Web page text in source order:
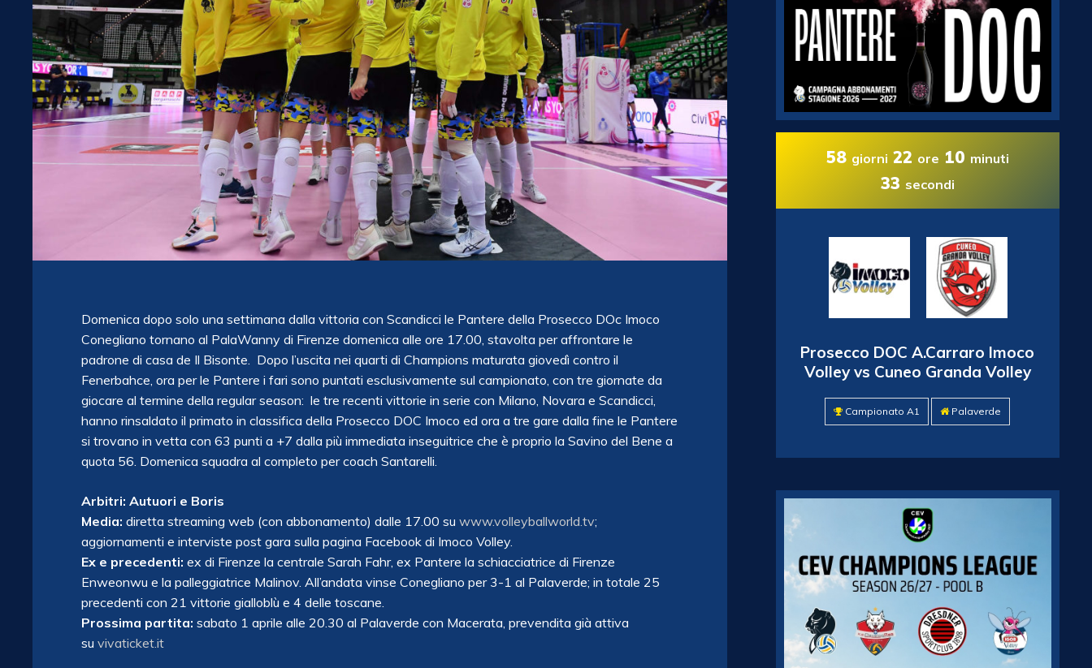
Domenica dopo solo una settimana dalla vittoria con Scandicci le Pantere della Prosecco DOc Imoco
Conegliano tornano al PalaWanny di Firenze domenica alle ore 17.00, stavolta per affrontare le
padrone di casa de Il Bisonte. Dopo l’uscita nei quarti di Champions maturata giovedì contro il
Fenerbahce, ora per le Pantere i fari sono puntati esclusivamente sul campionato, con tre giornate da
giocare al termine della regular season: le tre recenti vittorie in serie con Milano, Novara e Scandicci,
hanno rinsaldato il primato in classifica della Prosecco DOC Imoco ed ora a tre gare dalla fine le Pantere
si trovano in vetta con 63 punti a +7 dalla più immediata inseguitrice che è proprio la Savino del Bene a
quota 56. Domenica squadra al completo per coach Santarelli.
Arbitri: Autuori e Boris
Media: diretta streaming web (con abbonamento) dalle 17.00 su www.volleyballworld.tv;
aggiornamenti e interviste post gara sulla pagina Facebook di Imoco Volley.
Ex e precedenti: ex di Firenze la centrale Sarah Fahr, ex Pantere la schiacciatrice di Firenze
Enweonwu e la palleggiatrice Malinov. All’andata vinse Conegliano per 3-1 al Palaverde; in totale 25
precedenti con 21 vittorie gialloblù e 4 delle toscane.
Prossima partita: sabato 1 aprile alle 20.30 al Palaverde con Macerata, prevendita già attiva
su vivaticket.it
58 giorni 22 ore 10 minuti
32 secondi
Prosecco DOC A.Carraro Imoco
Volley vs Cuneo Granda Volley
Campionato A1 Palaverde